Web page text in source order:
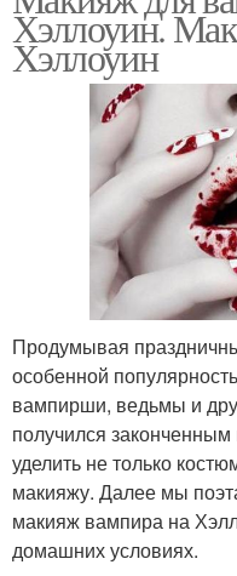
Хэллоуин.
Хэллоуин
Продумывая
особенной
вампирши, ведьмы и
получился
уделить не только
макияжу. Далее мы
макияж вампира на
домашних условиях.